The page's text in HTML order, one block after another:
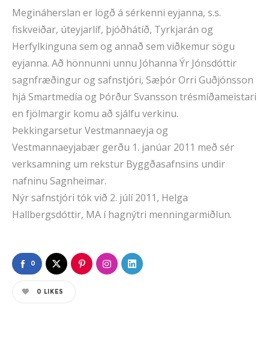
Megináherslan er lögð á sérkenni eyjanna, s.s.
fiskveiðar, úteyjarlíf, þjóðhátíð, Tyrkjarán og
Herfylkinguna sem og annað sem viðkemur sögu
eyjanna. Að hönnunni unnu Jóhanna Ýr Jónsdóttir
sagnfræðingur og safnstjóri, Sæþór Orri Guðjónsson
hjá Smartmedía og Þórður Svansson trésmíðameistari
en fjölmargir komu að sjálfu verkinu.
Þekkingarsetur Vestmannaeyja og
Vestmannaeyjabær gerðu 1. janúar 2011 með sér
verksamning um rekstur Byggðasafnsins undir
nafninu Sagnheimar.
Nýr safnstjóri tók við 2. júlí 2011, Helga
Hallbergsdóttir, MA í hagnýtri menningarmiðlun.
0
0 LIKES